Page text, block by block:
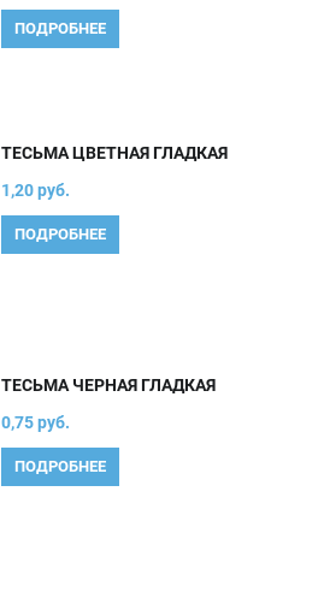
ПОДРОБНЕЕ
ТЕСЬМА ЦВЕТНАЯ ГЛАДКАЯ
1,20 руб.
ПОДРОБНЕЕ
ТЕСЬМА ЧЕРНАЯ ГЛАДКАЯ
0,75 руб.
ПОДРОБНЕЕ